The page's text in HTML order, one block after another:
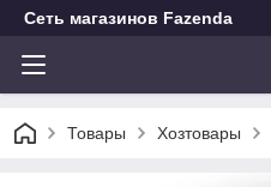
Сеть магазинов Fazenda
Товары Хозтовары